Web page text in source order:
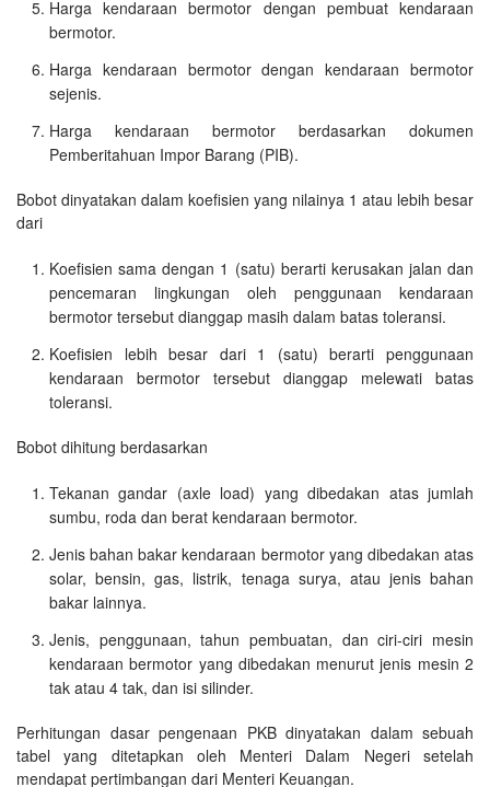
Harga kendaraan bermotor dengan pembuat kendaraan
bermotor.
Harga kendaraan bermotor dengan kendaraan bermotor
sejenis.
Harga kendaraan bermotor berdasarkan dokumen
Pemberitahuan Impor Barang (PIB).
Bobot dinyatakan dalam koefisien yang nilainya 1 atau lebih besar
dari
Koefisien sama dengan 1 (satu) berarti kerusakan jalan dan
pencemaran lingkungan oleh penggunaan kendaraan
bermotor tersebut dianggap masih dalam batas toleransi.
Koefisien lebih besar dari 1 (satu) berarti penggunaan
kendaraan bermotor tersebut dianggap melewati batas
toleransi.
Bobot dihitung berdasarkan
Tekanan gandar (axle load) yang dibedakan atas jumlah
sumbu, roda dan berat kendaraan bermotor.
Jenis bahan bakar kendaraan bermotor yang dibedakan atas
solar, bensin, gas, listrik, tenaga surya, atau jenis bahan
bakar lainnya.
Jenis, penggunaan, tahun pembuatan, dan ciri-ciri mesin
kendaraan bermotor yang dibedakan menurut jenis mesin 2
tak atau 4 tak, dan isi silinder.
Perhitungan dasar pengenaan PKB dinyatakan dalam sebuah
tabel yang ditetapkan oleh Menteri Dalam Negeri setelah
mendapat pertimbangan dari Menteri Keuangan.